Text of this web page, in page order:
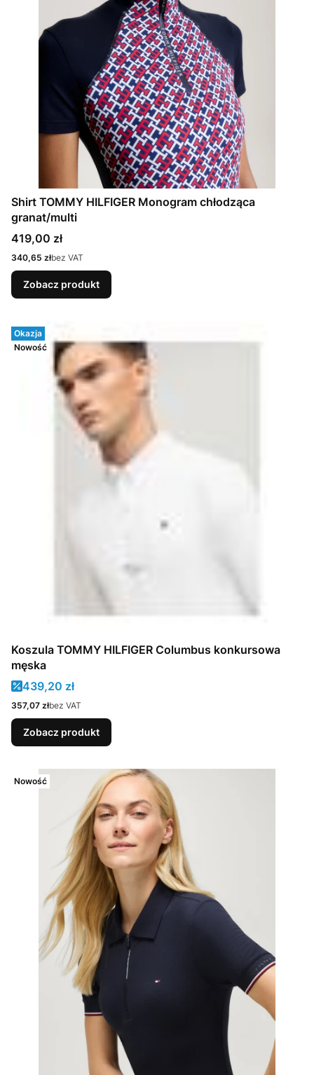
Shirt TOMMY HILFIGER Monogram chłodząca
granat/multi
Cena
419,00 zł
Cena
340,65 złbez VAT
Zobacz produkt
Okazja
Nowość
Koszula TOMMY HILFIGER Columbus konkursowa
męska
Cena promocyjna
439,20 zł
Cena
357,07 złbez VAT
Zobacz produkt
Nowość